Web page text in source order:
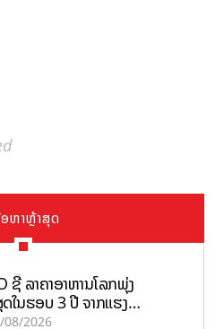
ອຫາຫຼ້າສຸດ
ຊີ້ ລາຄາອາຫານໂລກພຸ່ງ
ໃນຮອບ 3 ປີ ຈາກແຮງ
ນຂອງສົງຄາມ, El nino
08/2026